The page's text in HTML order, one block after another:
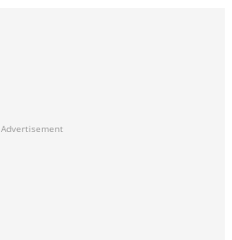
Advertisement